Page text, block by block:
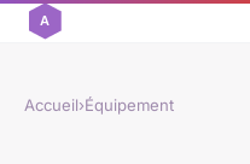
Accueil›Équipement